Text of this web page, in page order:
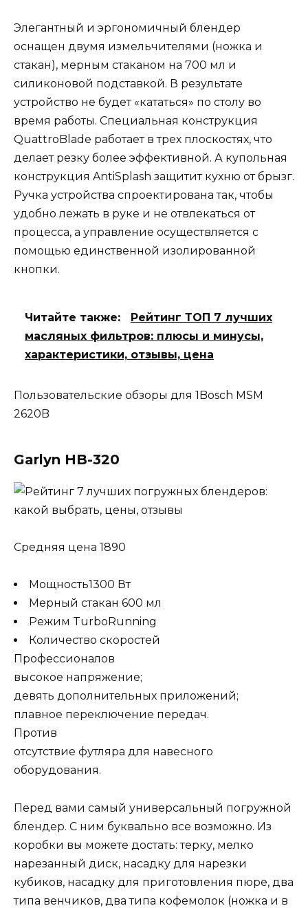
Элегантный и эргономичный блендер
оснащен двумя измельчителями (ножка и
стакан), мерным стаканом на 700 мл и
силиконовой подставкой. В результате
устройство не будет «кататься» по столу во
время работы. Специальная конструкция
QuattroBlade работает в трех плоскостях, что
делает резку более эффективной. А купольная
конструкция AntiSplash защитит кухню от брызг.
Ручка устройства спроектирована так, чтобы
удобно лежать в руке и не отвлекаться от
процесса, а управление осуществляется с
помощью единственной изолированной
кнопки.
Читайте также:
Рейтинг ТОП 7 лучших
масляных фильтров: плюсы и минусы,
характеристики, отзывы, цена
Пользовательские обзоры для 1Bosch MSM
2620B
Garlyn HB-320
Средняя цена 1890
Мощность1300 Вт
Мерный стакан 600 мл
Режим TurboRunning
Количество скоростей
Профессионалов
высокое напряжение;
девять дополнительных приложений;
плавное переключение передач.
Против
отсутствие футляра для навесного
оборудования.
Перед вами самый универсальный погружной
блендер. С ним буквально все возможно. Из
коробки вы можете достать: терку, мелко
нарезанный диск, насадку для нарезки
кубиков, насадку для приготовления пюре, два
типа венчиков, два типа кофемолок (ножка и в